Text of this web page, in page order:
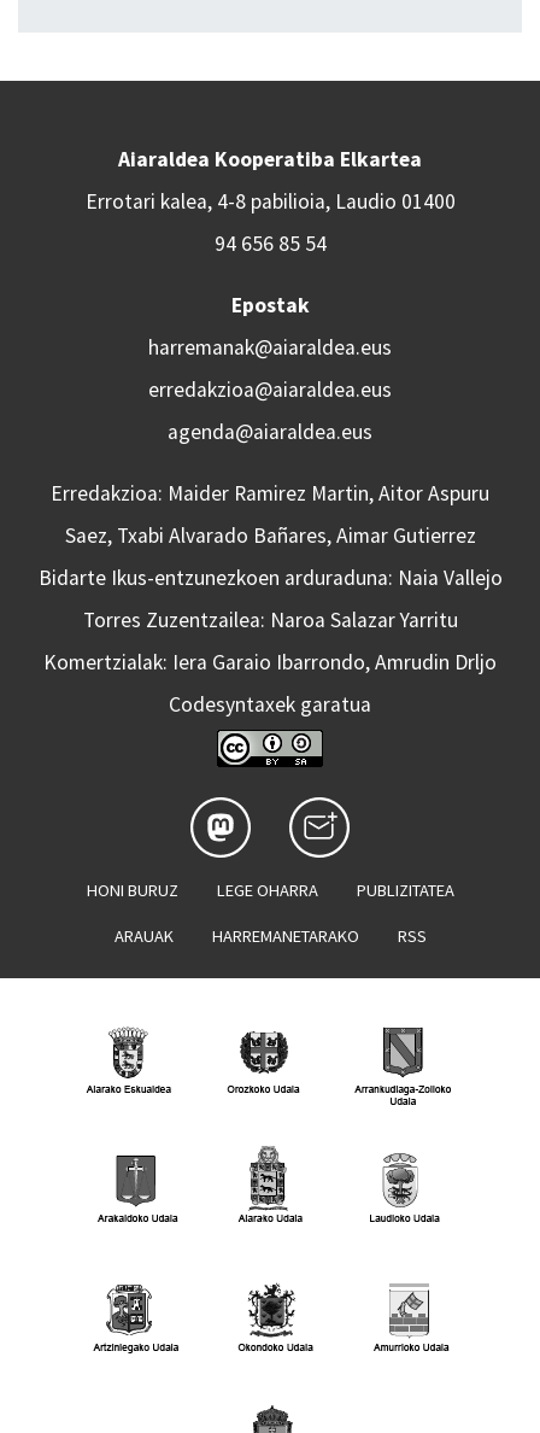
Aiaraldea Kooperatiba Elkartea
Errotari kalea, 4-8 pabilioia, Laudio 01400
94 656 85 54
Epostak
harremanak@aiaraldea.eus
erredakzioa@aiaraldea.eus
agenda@aiaraldea.eus
Erredakzioa: Maider Ramirez Martin, Aitor Aspuru
Saez, Txabi Alvarado Bañares, Aimar Gutierrez
Bidarte Ikus-entzunezkoen arduraduna: Naia Vallejo
Torres Zuzentzailea: Naroa Salazar Yarritu
Komertzialak: Iera Garaio Ibarrondo, Amrudin Drljo
Codesyntaxek garatua
HONI BURUZ LEGE OHARRA PUBLIZITATEA
ARAUAK HARREMANETARAKO RSS